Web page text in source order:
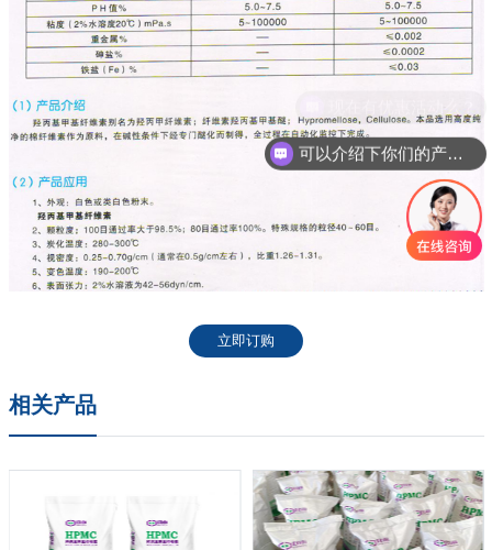
立即订购
相关产品
可以介绍下你们的产品么？